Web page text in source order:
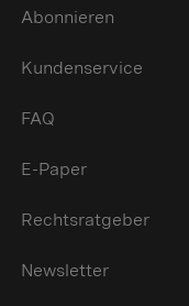
Abonnieren
Kundenservice
FAQ
E-Paper
Rechtsratgeber
Newsletter